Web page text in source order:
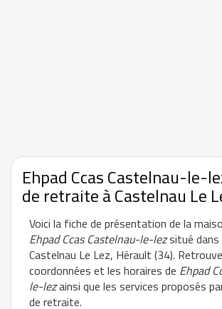
Ehpad Ccas Castelnau-le-
de retraite à Castelnau Le
Voici la fiche de présentation de la
Ehpad Ccas Castelnau-le-lezsitué dans
Castelnau Le Lez, Hérault (34).
coordonnées et les horaires de Ehpad
le-lezainsi que les services proposés
de retraite.